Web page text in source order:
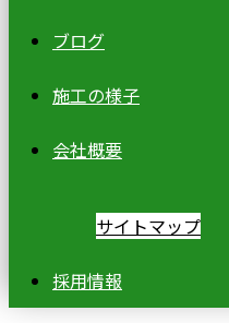
ブログ
施工の様子
会社概要
サイトマップ
採用情報